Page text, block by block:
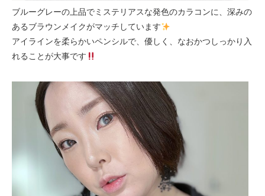
ブルーグレーの上品でミステリアスな発色のカラコンに、深みの
あるブラウンメイクがマッチしています
アイラインを柔らかいペンシルで、優しく、なおかつしっかり入
れることが大事です